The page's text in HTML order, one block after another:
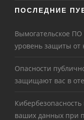
ПОСЛЕДНИЕ
Вымогательское ПО
уровень защиты от
Опасности
защищают вас в
ваших данных при